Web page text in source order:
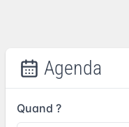
Agenda
Quand ?